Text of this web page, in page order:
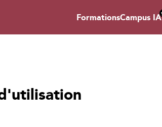
FormationsCampus IA